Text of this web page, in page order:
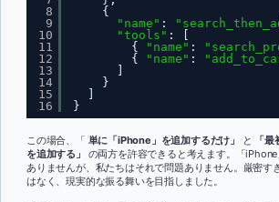
8
9
10
11
12
13
14
15
16
{
"name" :
"tools" : [
{
"name" :
{
"name" :
}
}
この場合、「 単に「iPhone」を追加するだけ」 と
「
を追加する」
の両方を許容できると考えます。「
ありませんが、私たちはそれで問題ありません。厳密す
はなく、現実的な振る舞いを目指しました。